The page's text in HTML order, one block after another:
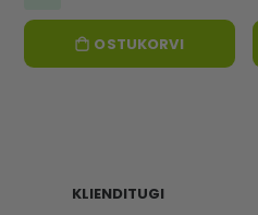
OSTUKORVI
KLIENDITUGI